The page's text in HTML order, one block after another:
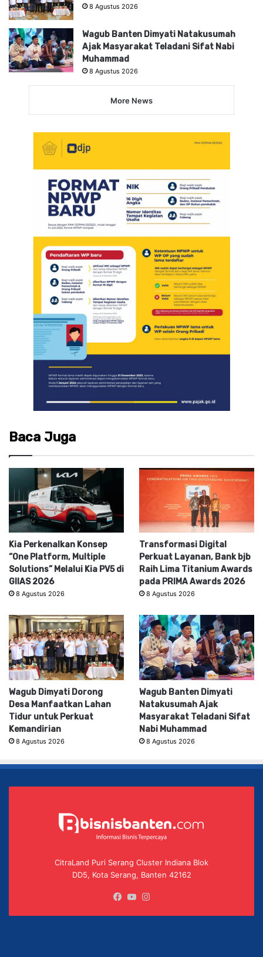
8 Agustus 2026
Wagub Banten Dimyati Natakusumah
Ajak Masyarakat Teladani Sifat Nabi
Muhammad
8 Agustus 2026
More News
Baca Juga
Kia Perkenalkan Konsep
“One Platform, Multiple
Solutions” Melalui Kia PV5 di
GIIAS 2026
8 Agustus 2026
Transformasi Digital
Perkuat Layanan, Bank bjb
Raih Lima Titanium Awards
pada PRIMA Awards 2026
8 Agustus 2026
Wagub Dimyati Dorong
Desa Manfaatkan Lahan
Tidur untuk Perkuat
Kemandirian
8 Agustus 2026
Wagub Banten Dimyati
Natakusumah Ajak
Masyarakat Teladani Sifat
Nabi Muhammad
8 Agustus 2026
CitraLand Puri Serang Cluster Indiana Blok
DD5, Kota Serang, Banten 42162
Facebook
YouTube